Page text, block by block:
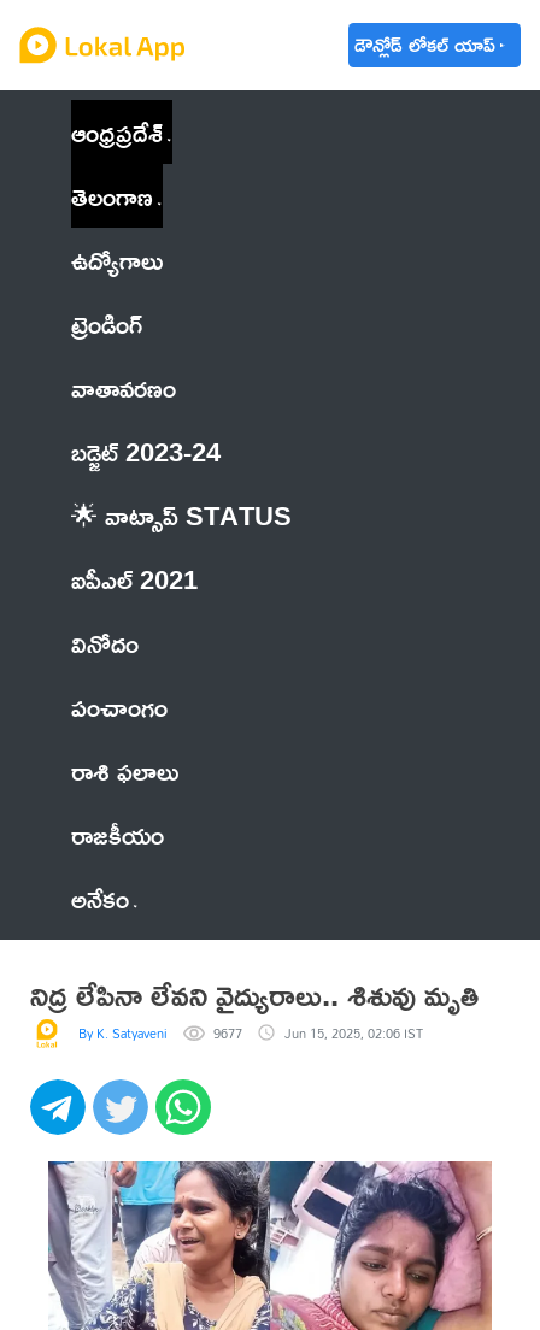
డౌన్లోడ్ లోకల్ యాప్
ఆంధ్రప్రదేశ్
తెలంగాణ
ఉద్యోగాలు
ట్రెండింగ్
వాతావరణం
బడ్జెట్ 2023-24
🌟 వాట్సాప్ STATUS
ఐపీఎల్ 2021
వినోదం
పంచాంగం
రాశి ఫలాలు
రాజకీయం
అనేకం
నిద్ర లేపినా లేవని వైద్యురాలు.. శిశువు మృతి
By K. Satyaveni 9677 Jun 15, 2025, 02:06 IST